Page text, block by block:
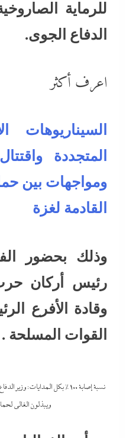
للرماية
الدفاع الجوى.
اعرف أكثر
السيناريوهات
المتجددة
ومواجهات بين
القادمة لغزة
وذلك بحضور
رئيس أركان
وقادة الأفرع
القوات المسلحة .
نسبة إصابة 100% بكل المدايات:
ويبذلون الغالى